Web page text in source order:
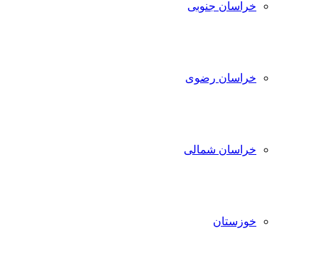
خراسان جنوبی
خراسان رضوی
خراسان شمالی
خوزستان